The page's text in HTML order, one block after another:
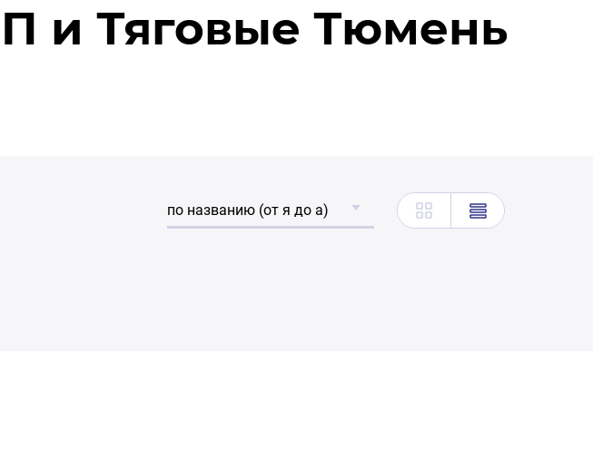
и Тяговые Тюмень
по названию (от я до а)